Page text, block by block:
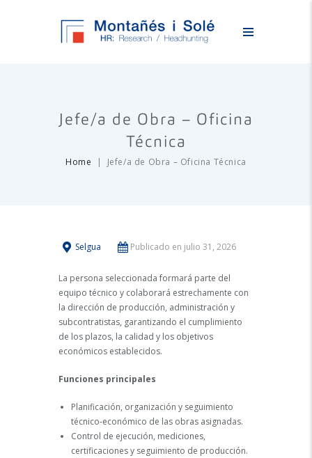
Jefe/a de Obra – Oficina
Técnica
Home Jefe/a de Obra – Oficina Técnica
Selgua Publicado en julio 31, 2026
La persona seleccionada formará parte del
equipo técnico y colaborará estrechamente con
la dirección de producción, administración y
subcontratistas, garantizando el cumplimiento
de los plazos, la calidad y los objetivos
económicos establecidos.
Funciones principales
Planificación, organización y seguimiento
técnico-económico de las obras asignadas.
Control de ejecución, mediciones,
certificaciones y seguimiento de producción.